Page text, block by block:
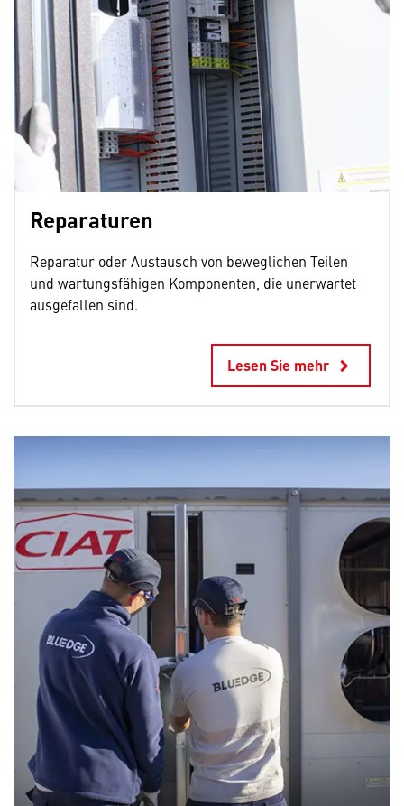
Reparaturen
Reparatur oder Austausch von beweglichen Teilen
und wartungsfähigen Komponenten, die unerwartet
ausgefallen sind.
Lesen Sie mehr keyboard_arrow_right